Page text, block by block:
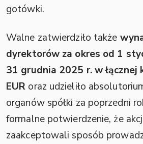
gotówki.
Walne zatwierdziło także
dyrektorów za okres od 1
31 grudnia 2025 r. w łącznej
EUR oraz udzieliło
organów spółki za poprzedni
formalne potwierdzenie, że
zaakceptowali sposób